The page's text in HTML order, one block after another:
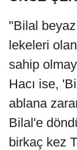
"Bilal
lekeleri
sahip
Hacı ise,
ablana
Bilal'e
birkaç kez